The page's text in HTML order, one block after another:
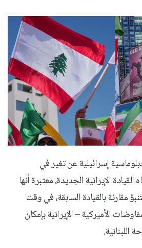
إسرائيلية عن تغير في
الإيرانية الجديدة، معتبرة أنها
مقارنة بالقيادة السابقة، في وقت
الأميركية – الإيرانية بإمكان